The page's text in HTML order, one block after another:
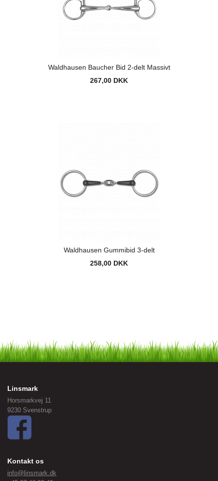
Waldhausen Baucher Bid 2-delt Massivt
267,00 DKK
Waldhausen Gummibid 3-delt
258,00 DKK
Linsmark
Horsmarkvej 11
9230 Svenstrup
Kontakt os
info@linsmark.dk